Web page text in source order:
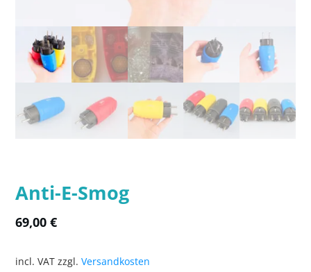
Anti-E-Smog
69,00 €
incl. VAT zzgl. Versandkosten